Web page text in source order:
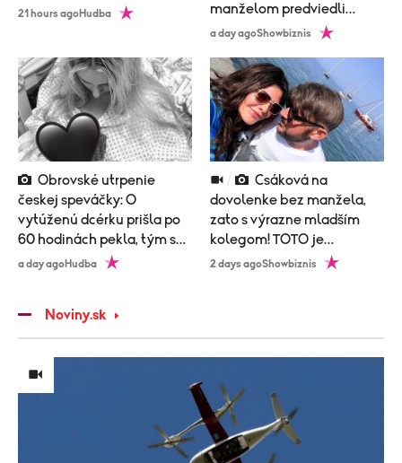
21 hours agoHudba
manželom predviedli
poriadne nemravný tanec!
a day agoShowbiznis
českej speváčky: O
vytúženú dcérku prišla po
60 hodinách pekla, tým sa
to neskončilo
a day agoHudba
dovolenke bez manžela,
zato s výrazne mladším
kolegom! TOTO je
vysvetlenie!
2 days agoShowbiznis
Noviny.sk